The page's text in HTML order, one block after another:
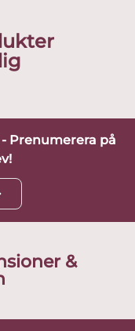
Prenumerera på
&